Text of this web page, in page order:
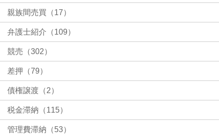
親族間売買（17）
弁護士紹介（109）
競売（302）
差押（79）
債権譲渡（2）
税金滞納（115）
管理費滞納（53）